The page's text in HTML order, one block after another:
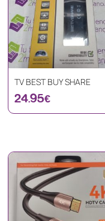
TV BEST BUY SHARE
24.95€